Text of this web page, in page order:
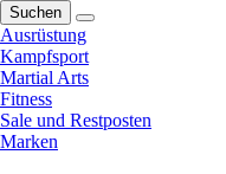
Suchen
Ausrüstung
Kampfsport
Martial Arts
Fitness
Sale und Restposten
Marken